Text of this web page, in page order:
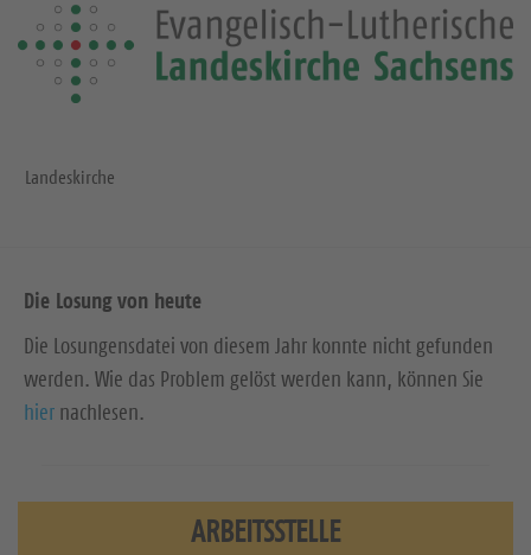
Landeskirche
Die Losung von heute
Die Losungensdatei von diesem Jahr konnte nicht gefunden
werden. Wie das Problem gelöst werden kann, können Sie
hier nachlesen.
ARBEITSSTELLE